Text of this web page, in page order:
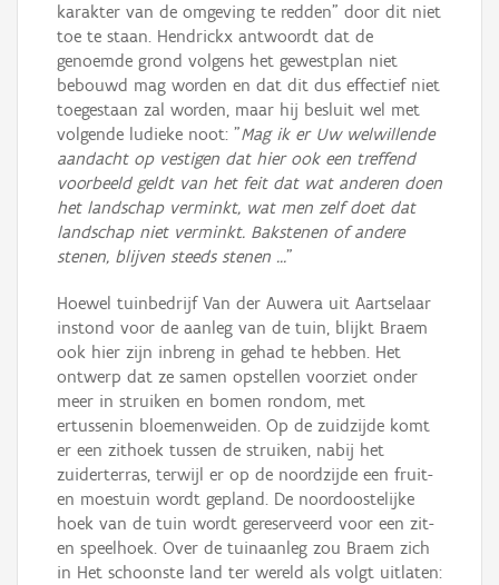
karakter van de omgeving te redden" door dit niet
toe te staan. Hendrickx antwoordt dat de
genoemde grond volgens het gewestplan niet
bebouwd mag worden en dat dit dus effectief niet
toegestaan zal worden, maar hij besluit wel met
volgende ludieke noot: "Mag ik er Uw welwillende
aandacht op vestigen dat hier ook een treffend
voorbeeld geldt van het feit dat wat anderen doen
het landschap verminkt, wat men zelf doet dat
landschap niet verminkt. Bakstenen of andere
stenen, blijven steeds stenen …"
Hoewel tuinbedrijf Van der Auwera uit Aartselaar
instond voor de aanleg van de tuin, blijkt Braem
ook hier zijn inbreng in gehad te hebben. Het
ontwerp dat ze samen opstellen voorziet onder
meer in struiken en bomen rondom, met
ertussenin bloemenweiden. Op de zuidzijde komt
er een zithoek tussen de struiken, nabij het
zuiderterras, terwijl er op de noordzijde een fruit-
en moestuin wordt gepland. De noordoostelijke
hoek van de tuin wordt gereserveerd voor een zit-
en speelhoek. Over de tuinaanleg zou Braem zich
in Het schoonste land ter wereld als volgt uitlaten: